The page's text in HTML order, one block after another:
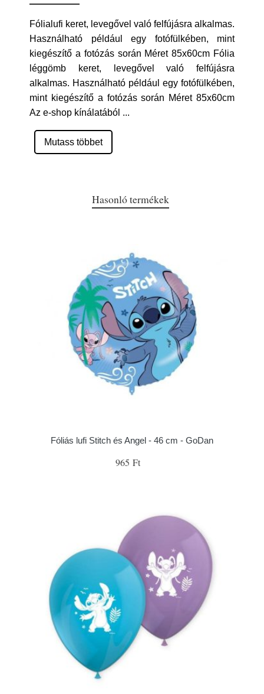
Fólialufi keret, levegővel való felfújásra alkalmas.
Használható például egy fotófülkében, mint
kiegészítő a fotózás során Méret 85x60cm Fólia
léggömb keret, levegővel való felfújásra
alkalmas. Használható például egy fotófülkében,
mint kiegészítő a fotózás során Méret 85x60cm
Az e-shop kínálatából ...
Mutass többet
Hasonló termékek
Fóliás lufi Stitch és Angel - 46 cm - GoDan
965 Ft